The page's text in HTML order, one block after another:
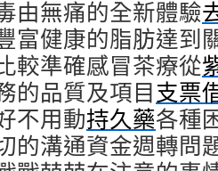
由無痛的全新體驗
富健康的脂肪達到
較準確感冒茶療從
的品質及項目支票
不用動持久藥各種
的溝通資金週轉問